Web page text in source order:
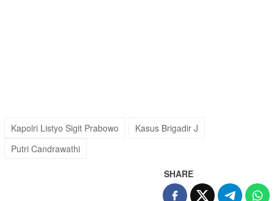
Kapolri Listyo Sigit Prabowo
Kasus Brigadir J
Putri Candrawathi
SHARE